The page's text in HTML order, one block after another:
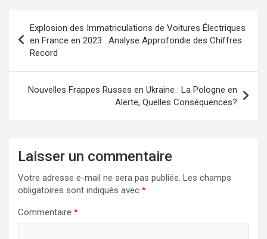
de
l’article
Explosion des Immatriculations de Voitures Électriques
en France en 2023 : Analyse Approfondie des Chiffres
Record
Nouvelles Frappes Russes en Ukraine : La Pologne en
Alerte, Quelles Conséquences?
Laisser un commentaire
Votre adresse e-mail ne sera pas publiée. Les champs
obligatoires sont indiqués avec *
Commentaire *